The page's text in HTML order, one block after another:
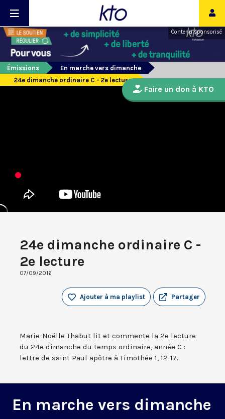
Contenu sponsorisé
Émissions
En marche vers dimanche
24e dimanche ordinaire C - 2e lecture
24e dimanche ordinaire C -
2e lecture
07/09/2016
Partager
Ajouter à ma playlist
Marie-Noëlle Thabut lit et commente la 2e lecture
du 24e dimanche du temps ordinaire, année C :
lettre de saint Paul apôtre à Timothée 1, 12-17.
En marche vers dimanche
Faire un don à KTO